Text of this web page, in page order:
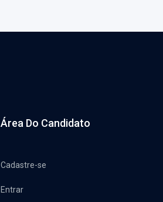
Área Do Candidato
Cadastre-se
Entrar